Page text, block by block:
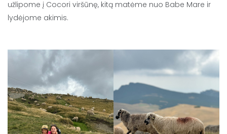
užlipome į Cocori viršūnę, kitą matėme nuo Babe Mare ir
lydėjome akimis.